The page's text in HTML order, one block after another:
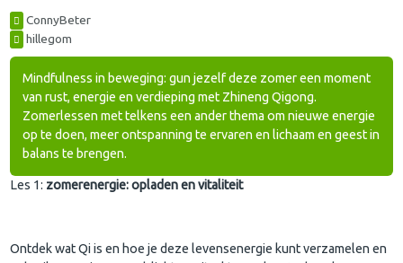
ConnyBeter
hillegom
Mindfulness in beweging: gun jezelf deze zomer een moment
van rust, energie en verdieping met Zhineng Qigong.
Zomerlessen met telkens een ander thema om nieuwe energie
op te doen, meer ontspanning te ervaren en lichaam en geest in
balans te brengen.
Les 1: zomerenergie: opladen en vitaliteit
Ontdek wat Qi is en hoe je deze levensenergie kunt verzamelen en